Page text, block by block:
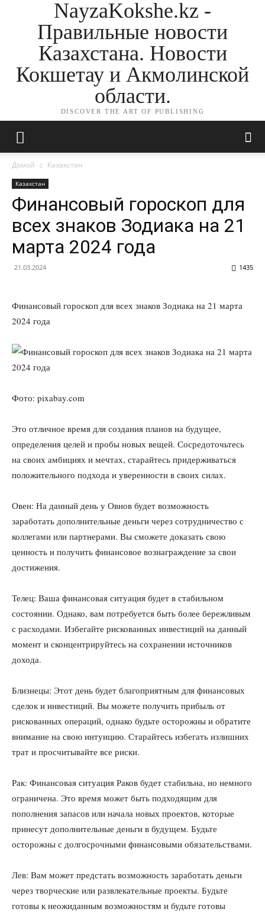
NayzaKokshe.kz -
Правильные новости
Казахстана. Новости
Кокшетау и Акмолинской
области.
DISCOVER THE ART OF PUBLISHING
Домой Казахстан
Казахстан
Финансовый гороскоп для
всех знаков Зодиака на 21
марта 2024 года
21.03.2024 1435
Финансовый гороскоп для всех знаков Зодиака на 21 марта
2024 года
Фото: pixabay.com
Это отличное время для создания планов на будущее,
определения целей и пробы новых вещей. Сосредоточьтесь
на своих амбициях и мечтах, старайтесь придерживаться
положительного подхода и уверенности в своих силах.
Овен: На данный день у Овнов будет возможность
заработать дополнительные деньги через сотрудничество с
коллегами или партнерами. Вы сможете доказать свою
ценность и получить финансовое вознаграждение за свои
достижения.
Телец: Ваша финансовая ситуация будет в стабильном
состоянии. Однако, вам потребуется быть более бережливым
с расходами. Избегайте рискованных инвестиций на данный
момент и сконцентрируйтесь на сохранении источников
дохода.
Близнецы: Этот день будет благоприятным для финансовых
сделок и инвестиций. Вы можете получить прибыль от
рискованных операций, однако будьте осторожны и обратите
внимание на свою интуицию. Старайтесь избегать излишних
трат и просчитывайте все риски.
Рак: Финансовая ситуация Раков будет стабильна, но немного
ограничена. Это время может быть подходящим для
пополнения запасов или начала новых проектов, которые
принесут дополнительные деньги в будущем. Будьте
осторожны с долгосрочными финансовыми обязательствами.
Лев: Вам может предстать возможность заработать деньги
через творческие или развлекательные проекты. Будьте
готовы к неожиданным возможностям и будьте готовы